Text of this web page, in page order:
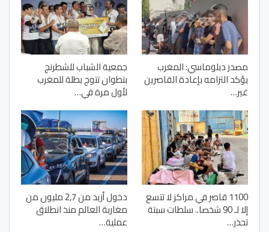
مصدر دبلوماسي: المغرب
يؤكد التزامه بإعادة القاصرين
غير…
جمعية الشباب للشطرنج
بتطوان تتوج بطلة للمغرب
لأول مرة في…
1100 قاصر في مراكز لا تتسع
إلا لـ 90 شخصا.. سلطات سبتة
تحذر…
دخول أزيد من 2,7 مليون من
مغاربة العالم منذ انطلاق
عملية…